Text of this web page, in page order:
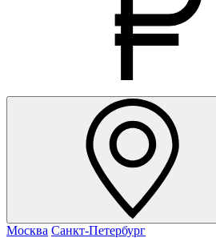
Москва Санкт-Петербург